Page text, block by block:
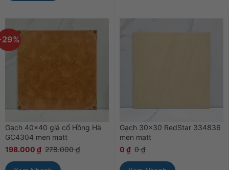
Gạch 40×40 giả cổ Hồng Hà
GC4304 men matt
198.000 ₫ 278.000₫
Gạch 30×30 RedStar 334836
men matt
0 ₫ 0₫